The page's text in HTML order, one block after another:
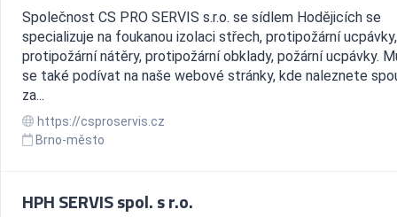
Společnost CS PRO SERVIS s.r.o. se sídlem Hodějicích se
specializuje na foukanou izolaci střech, protipožární ucpávky,
protipožární nátěry, protipožární obklady, požární ucpávky.
se také podívat na naše webové stránky, kde naleznete
za...
https://csproservis.cz
Brno-město
HPH SERVIS spol. s r.o.